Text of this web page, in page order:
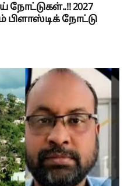
நோட்டுகள்..!! 2027
பிளாஸ்டிக் நோட்டு